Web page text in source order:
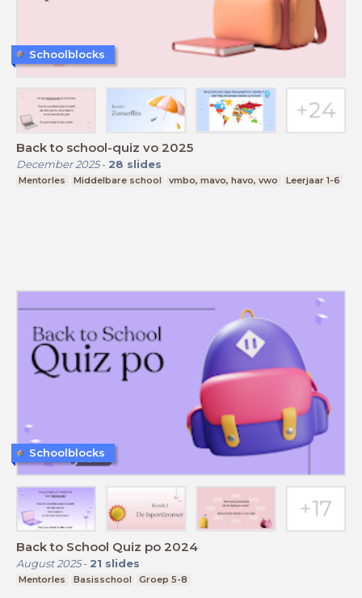
Back to school-quiz vo 2025
December 2025- 28 slides
Mentorles Middelbare school vmbo, mavo, havo, vwo Leerjaar 1-6
Schoolblocks
Back to School Quiz po 2024
August 2025- 21 slides
Mentorles Basisschool Groep 5-8
Schoolblocks